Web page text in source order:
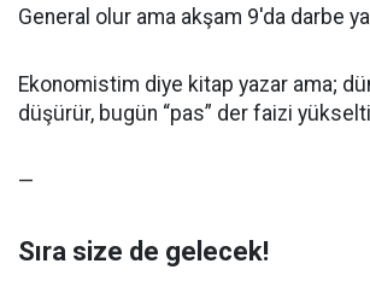
General olur ama akşam 9'da darbe
Ekonomistim diye kitap yazar ama;
düşürür, bugün “pas” der faizi
—
Sıra size de gelecek!